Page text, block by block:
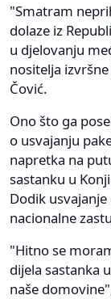
"Smatram
dolaze iz
u djelovanju
nositelja
Čović.
Ono što ga
o usvajanju
napretka na
sastanku u
Dodik
nacionalne
"Hitno se
dijela sastanka
naše